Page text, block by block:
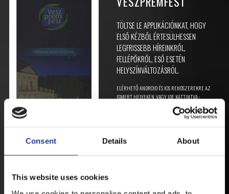
Consent Details About
This website uses cookies
TÖLTSE LE APPLIKÁCIÓNKAT, HOGY
ELSŐ KÉZBŐL ÉRTESÜLHESSEN
LEGFRISSEBB HÍREINKRŐL,
FELLÉPŐKRŐL, ESŐ ESETÉN
HELYSZÍNVÁLTOZÁSRÓL.
ELÉRHETŐ ANDROID ÉS IOS RENDSZEREKRE AZ
ISMERT HELYEKEN, VAGY IDE KATTINTVA :